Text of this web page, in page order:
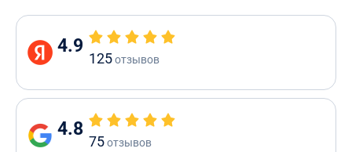
4.9
125отзывов
4.8
75отзывов